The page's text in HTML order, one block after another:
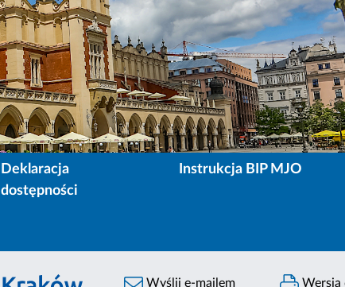
Deklaracja
dostępności
Instrukcja BIP MJO
Wyślij e-mailem Wersja